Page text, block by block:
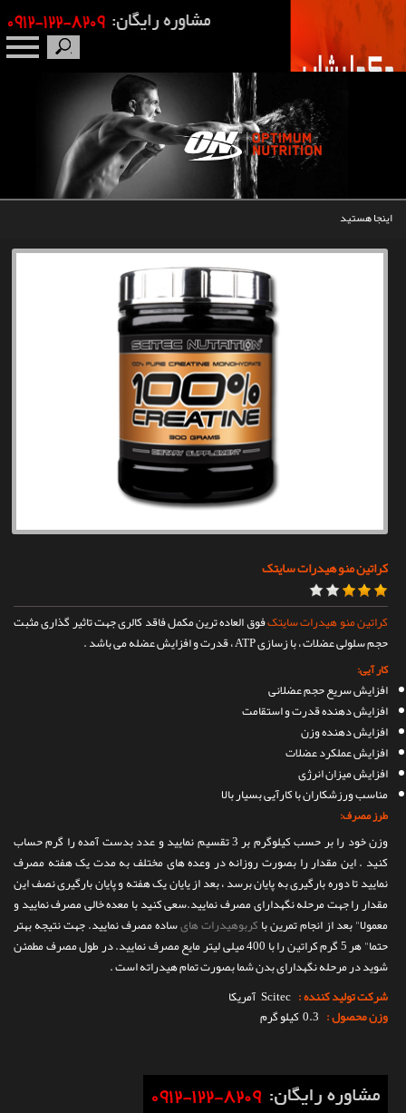
اینجا هستید
کراتین منو هیدرات سایتک
کراتین منو هیدرات سایتکفوق العاده ترین مکمل فاقد کالری جهت تاثیر گذاری مثبت
حجم سلولی عضلات ، با زسازی ATP ، قدرت و افزایش عضله می باشد .
کار آیی:
افزایش سریع حجم عضلانی
افزایش دهنده قدرت و استقامت
افزایش دهنده وزن
افزایش عملکرد عضلات
افزایش میزان انرژی
مناسب ورزشکاران با کارآیی بسیار بالا
طرز مصرف:
وزن خود را بر حسب کیلوگرم بر 3 تقسیم نمایید و عدد بدست آمده را گرم حساب
کنید . این مقدار را بصورت روزانه در وعده های مختلف به مدت یک هفته مصرف
نمایید تا دوره بارگیری به پایان برسد ، بعد از یایان یک هفته و پایان بارگیری نصف این
مقدار را جهت مرحله نگهدارای مصرف نمایید.سعی کنید با معده خالی مصرف نمایید و
معمولا" بعد از انجام تمرین باکربوهیدرات هایساده مصرف نمایید. جهت نتیجه بهتر
حتما" هر 5 گرم کراتین را با 400 میلی لیتر مایع مصرف نمایید. در طول مصرف مطمئن
شوید در مرحله نگهدارای بدن شما بصورت تمام هیدراته است .
شرکت تولید کننده : Scitec آمریکا
وزن محصول : 0.3 کیلو گرم